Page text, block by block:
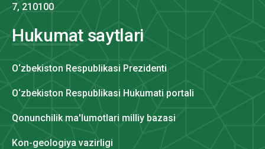
7, 210100
Hukumat saytlari
O‘zbekiston Respublikasi Prezidenti
O‘zbekiston Respublikasi Hukumati portali
Qonunchilik ma'lumotlari milliy bazasi
Kon-geologiya vazirligi